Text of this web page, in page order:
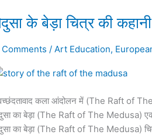
के बेड़ा चित्र की
/Art Education,
कला आंदोलन में (The Raft of The
का बेड़ा (The Raft of The Medusa) एक
का बेड़ा (The Raft of The Medusa)